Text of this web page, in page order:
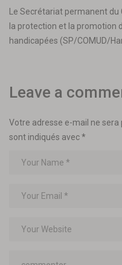
Le Secrétariat permanent
la protection et la promotion
handicapées (SP/COMUD/
Leave a
Votre adresse e-mail ne sera
sont indiqués avec*